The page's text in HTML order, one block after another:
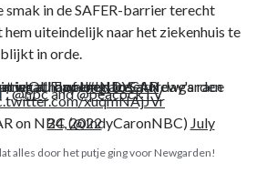
smak in de SAFER-barrier terecht
uiteindelijk naar het ziekenhuis te
blijkt in orde.
After dominating all day long, Josef Newgarden is OUT of the race.
at what happened to Saturday's race winner at Iowa.#INDYCAR
:@nbcand@peacockTV
xuqmNAjJVr
on NBC (@IndyCaronNBC)
July 24, 2022
alles door het putje ging voor Newgarden!